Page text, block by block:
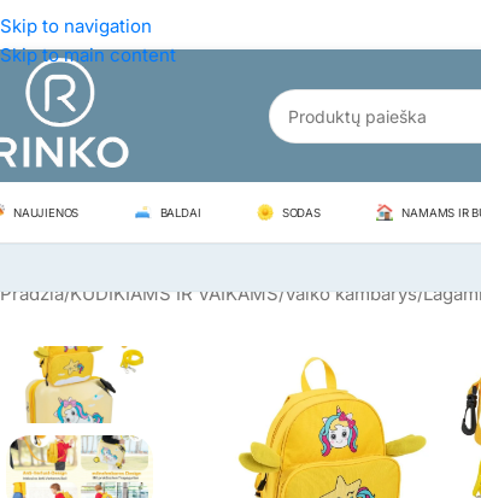
Skip to navigation
Skip to main content
NAUJIENOS BALDAI SODAS NAMAMS IR
Pradžia/KŪDIKIAMS IR VAIKAMS/Vaiko kambarys/